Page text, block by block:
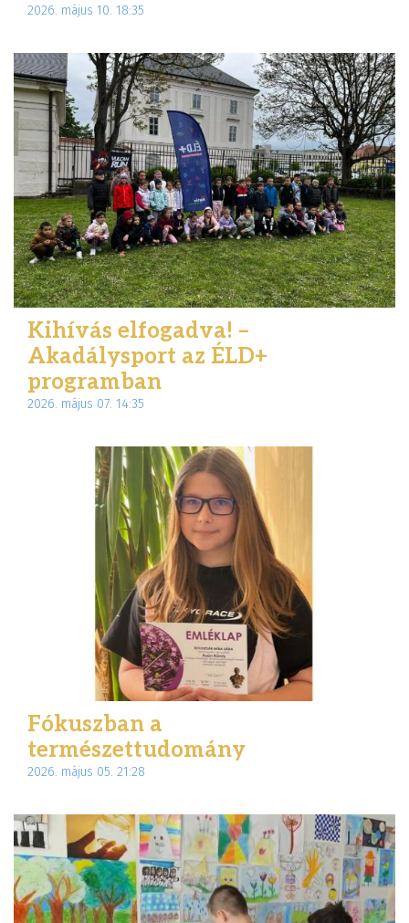
2026. május 10. 18:35
Kihívás elfogadva! –
Akadálysport az ÉLD+
programban
2026. május 07. 14:35
Fókuszban a
természettudomány
2026. május 05. 21:28